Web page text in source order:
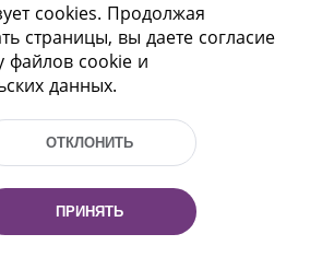
Беларусь, 220114
368 37 37, Факс: (+375 17)
cookies. Продолжая
страницы, вы даете согласие
файлов cookie и
данных.
ОТКЛОНИТЬ
ПРИНЯТЬ